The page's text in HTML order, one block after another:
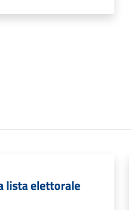
lista elettorale